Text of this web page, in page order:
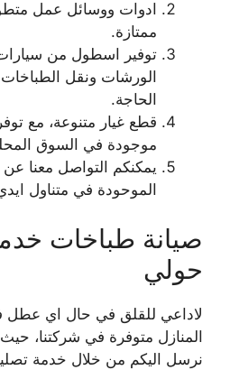
ادوات ووسائل عمل
ممتازة.
توفير اسطول من سيارات
الورشات ونقل
الحاجة.
قطع غيار متنوعة، مع
موجودة في السوق
يمكنكم التواصل معنا عن
الموحودة في متناول
صيانة طباخات
حولي
لاداعي للقلق في حال اي عطل
المنازل متوفرة في شركتنا،
نرسل اليكم من خلال خدمة